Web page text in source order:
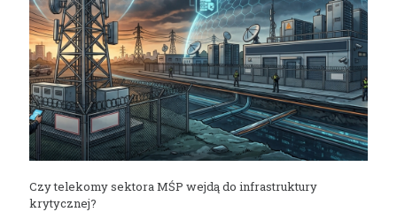
Czy telekomy sektora MŚP wejdą do infrastruktury
krytycznej?